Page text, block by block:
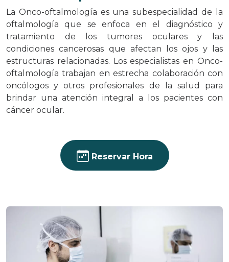
La Onco-oftalmología es una subespecialidad de la
oftalmología que se enfoca en el diagnóstico y
tratamiento de los tumores oculares y las
condiciones cancerosas que afectan los ojos y las
estructuras relacionadas. Los especialistas en Onco-
oftalmología trabajan en estrecha colaboración con
oncólogos y otros profesionales de la salud para
brindar una atención integral a los pacientes con
cáncer ocular.
Reservar Hora